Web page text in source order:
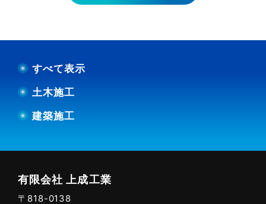
代理店募集
お問い合わせ
採用エントリー
092-928-3003
すべて表示
土木施工
建築施工
有限会社 上成工業
〒818-0138